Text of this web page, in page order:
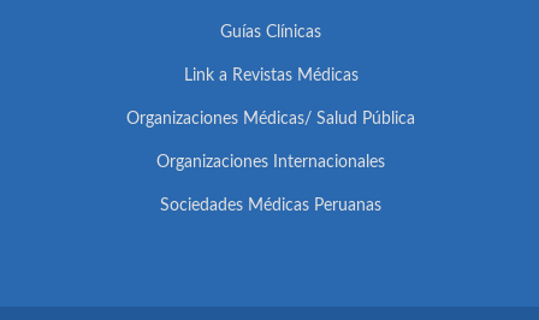
Guías Clínicas
Link a Revistas Médicas
Organizaciones Médicas/ Salud Pública
Organizaciones Internacionales
Sociedades Médicas Peruanas